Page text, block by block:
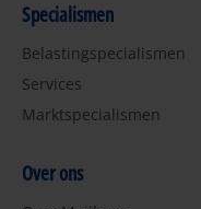
Specialismen
Belastingspecialismen
Services
Marktspecialismen
Over ons